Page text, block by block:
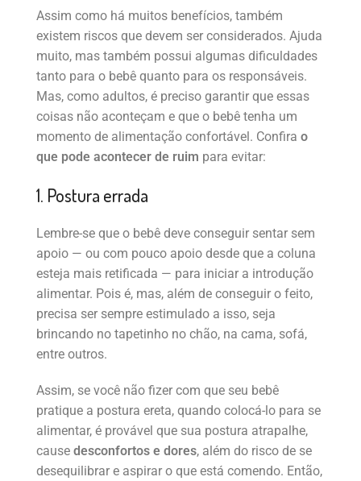
Assim como há muitos benefícios, também
existem riscos que devem ser considerados. Ajuda
muito, mas também possui algumas dificuldades
tanto para o bebê quanto para os responsáveis.
Mas, como adultos, é preciso garantir que essas
coisas não aconteçam e que o bebê tenha um
momento de alimentação confortável. Confira o
que pode acontecer de ruim para evitar:
1. Postura errada
Lembre-se que o bebê deve conseguir sentar sem
apoio — ou com pouco apoio desde que a coluna
esteja mais retificada — para iniciar a introdução
alimentar. Pois é, mas, além de conseguir o feito,
precisa ser sempre estimulado a isso, seja
brincando no tapetinho no chão, na cama, sofá,
entre outros.
Assim, se você não fizer com que seu bebê
pratique a postura ereta, quando colocá-lo para se
alimentar, é provável que sua postura atrapalhe,
cause desconfortos e dores, além do risco de se
desequilibrar e aspirar o que está comendo. Então,